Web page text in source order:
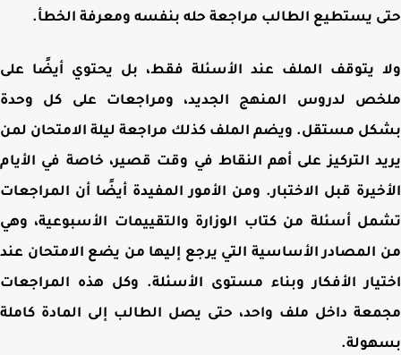
يستطيع الطالب مراجعة حله بنفسه ومعرفة الخطأ.
يتوقف الملف عند الأسئلة فقط، بل يحتوي أيضًا على
لدروس المنهج الجديد، ومراجعات على كل وحدة
مستقل. ويضم الملف كذلك مراجعة ليلة الامتحان لمن
التركيز على أهم النقاط في وقت قصير، خاصة في الأيام
قبل الاختبار. ومن الأمور المفيدة أيضًا أن المراجعات
أسئلة من كتاب الوزارة والتقييمات الأسبوعية، وهي
المصادر الأساسية التي يرجع إليها من يضع الامتحان عند
الأفكار وبناء مستوى الأسئلة. وكل هذه المراجعات
داخل ملف واحد، حتى يصل الطالب إلى المادة كاملة
.